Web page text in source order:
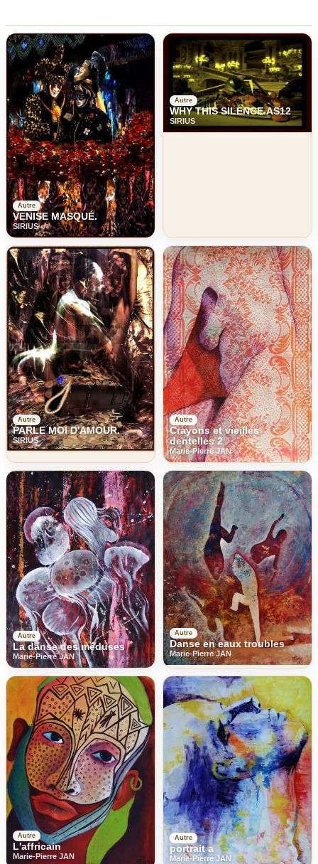
Autre
VENISE MASQUÉ.
SIRIUS
Autre
WHY THIS SILENCE.AS12
SIRIUS
Autre
PARLE MOI D'AMOUR.
SIRIUS
Autre
Crayons et vieilles
dentelles 2
Marie-Pierre JAN
Autre
La danse des méduses
Marie-Pierre JAN
Autre
Danse en eaux troubles
Marie-Pierre JAN
Autre
L'affricain
Marie-Pierre JAN
Autre
portrait a
Marie-Pierre JAN